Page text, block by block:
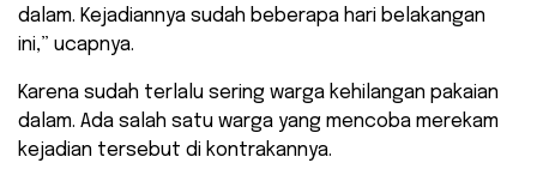
dalam. Kejadiannya sudah beberapa hari belakangan
ini,” ucapnya.
Karena sudah terlalu sering warga kehilangan pakaian
dalam. Ada salah satu warga yang mencoba merekam
kejadian tersebut di kontrakannya.